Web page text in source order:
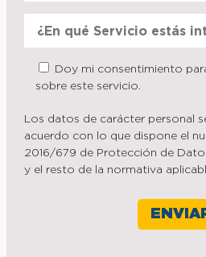
Doy mi consentimiento
sobre este servicio.
Los datos de carácter personal
acuerdo con lo que dispone el
2016/679 de Protección de
y el resto de la normativa